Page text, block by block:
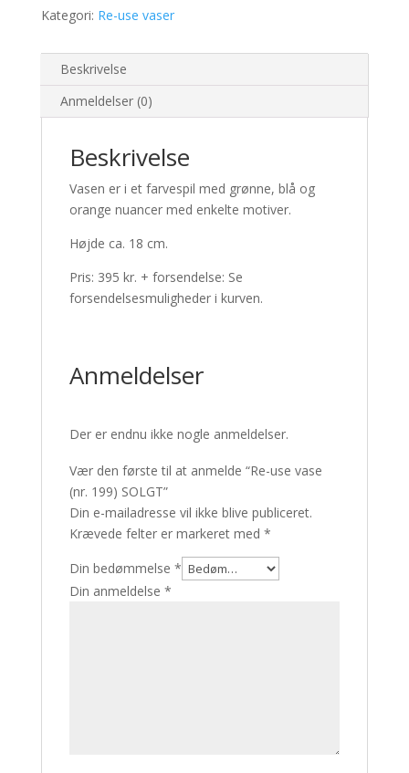
199)
antal
Kategori: Re-use vaser
Beskrivelse
Anmeldelser (0)
Beskrivelse
Vasen er i et farvespil med grønne, blå og
orange nuancer med enkelte motiver.
Højde ca. 18 cm.
Pris: 395 kr. + forsendelse: Se
forsendelsesmuligheder i kurven.
Anmeldelser
Der er endnu ikke nogle anmeldelser.
Vær den første til at anmelde “Re-use vase
(nr. 199) SOLGT”
Din e-mailadresse vil ikke blive publiceret.
Krævede felter er markeret med *
Din bedømmelse *
Din anmeldelse *